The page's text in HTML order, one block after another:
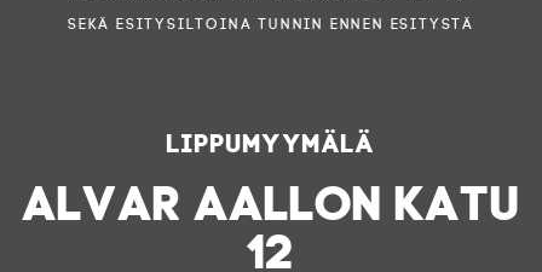
sekä esitysiltoina tunnin ennen esitystä
Lippumyymälä
ALVAR AALLON KATU
12